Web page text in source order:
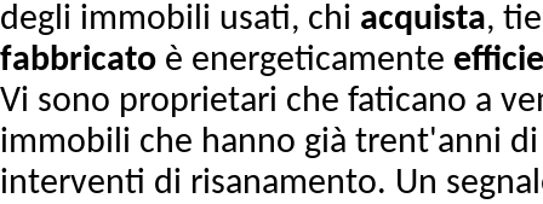
degli immobili usati, chi acquista,
fabbricato è energeticamente
Vi sono proprietari che faticano a
immobili che hanno già trent'anni
interventi di risanamento. Un